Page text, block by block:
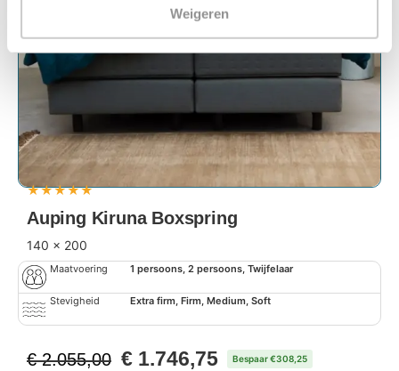
Weigeren
★★★★★
Auping Kiruna Boxspring
140 x 200
Maatvoering 1 persoons, 2 persoons, Twijfelaar
Stevigheid Extra firm, Firm, Medium, Soft
€2.055,00 € 1.746,75 Bespaar €308,25